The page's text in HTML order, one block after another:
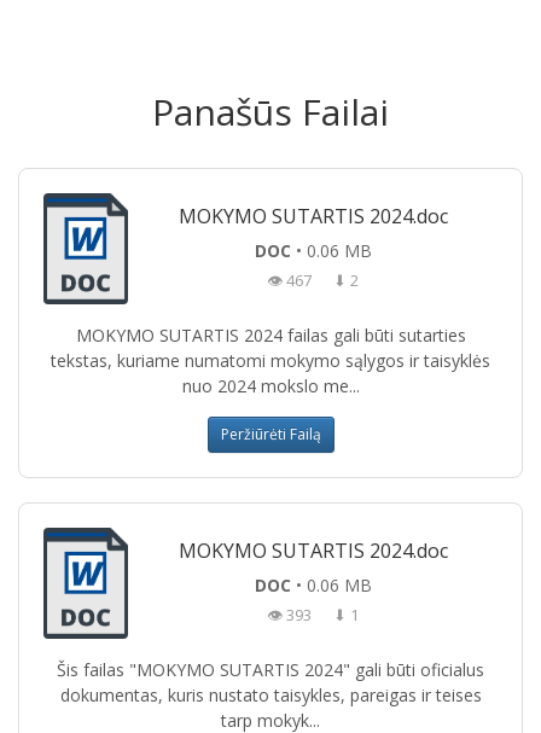
Panašūs Failai
MOKYMO SUTARTIS 2024.doc
DOC • 0.06 MB
👁 467 ⬇ 2
MOKYMO SUTARTIS 2024 failas gali būti sutarties
tekstas, kuriame numatomi mokymo sąlygos ir taisyklės
nuo 2024 mokslo me...
Peržiūrėti Failą
MOKYMO SUTARTIS 2024.doc
DOC • 0.06 MB
👁 393 ⬇ 1
Šis failas "MOKYMO SUTARTIS 2024" gali būti oficialus
dokumentas, kuris nustato taisykles, pareigas ir teises
tarp mokyk...